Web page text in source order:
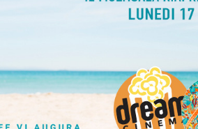
2025
Vera Farmiga, Patrick Wilson,
Tomlinson, Ben Hardy, Rebecca